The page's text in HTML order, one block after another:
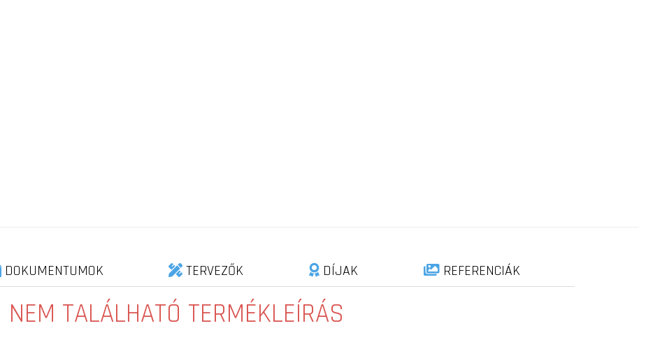
DOKUMENTUMOK TERVEZŐK DÍJAK REFERENCIÁK
NEM TALÁLHATÓ TERMÉKLEÍRÁS